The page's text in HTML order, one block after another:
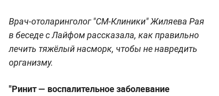
Врач-отоларинголог "СМ-Клиники" Жиляева Рая
в беседе с Лайфом рассказала, как правильно
лечить тяжёлый насморк, чтобы не навредить
организму.
"Ринит — воспалительное заболевание